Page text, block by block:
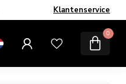
Klantenservice
0